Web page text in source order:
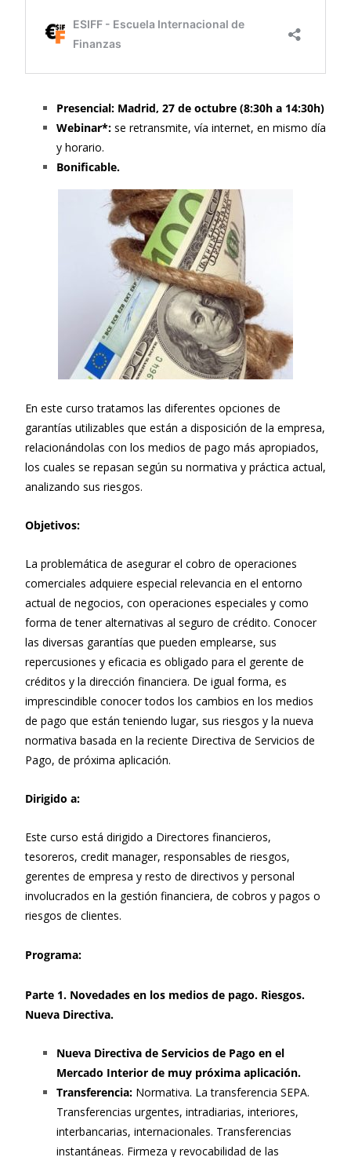
Presencial: Madrid, 27 de octubre (8:30h a 14:30h)
Webinar*: se retransmite, vía internet, en mismo día
y horario.
Bonificable.
En este curso tratamos las diferentes opciones de
garantías utilizables que están a disposición de la empresa,
relacionándolas con los medios de pago más apropiados,
los cuales se repasan según su normativa y práctica actual,
analizando sus riesgos.
Objetivos:
La problemática de asegurar el cobro de operaciones
comerciales adquiere especial relevancia en el entorno
actual de negocios, con operaciones especiales y como
forma de tener alternativas al seguro de crédito. Conocer
las diversas garantías que pueden emplearse, sus
repercusiones y eficacia es obligado para el gerente de
créditos y la dirección financiera. De igual forma, es
imprescindible conocer todos los cambios en los medios
de pago que están teniendo lugar, sus riesgos y la nueva
normativa basada en la reciente Directiva de Servicios de
Pago, de próxima aplicación.
Dirigido a:
Este curso está dirigido a Directores financieros,
tesoreros, credit manager, responsables de riesgos,
gerentes de empresa y resto de directivos y personal
involucrados en la gestión financiera, de cobros y pagos o
riesgos de clientes.
Programa:
Parte 1. Novedades en los medios de pago. Riesgos.
Nueva Directiva.
Nueva Directiva de Servicios de Pago en el
Mercado Interior de muy próxima aplicación.
Transferencia: Normativa. La transferencia SEPA.
Transferencias urgentes, intradiarias, interiores,
interbancarias, internacionales. Transferencias
instantáneas. Firmeza y revocabilidad de las